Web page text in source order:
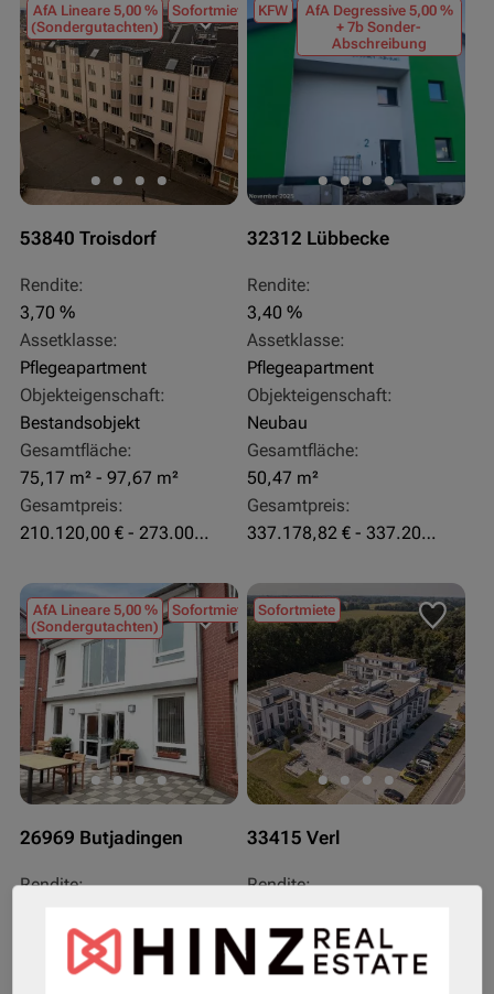
AfA Lineare 5,00 %
(Sondergutachten)
Sofortmiete
53840 Troisdorf
Rendite:
3,70 %
Assetklasse:
Pflegeapartment
Objekteigenschaft:
Bestandsobjekt
Gesamtfläche:
75,17 m² - 97,67 m²
Gesamtpreis:
210.120,00 € - 273.003,24 €
KFW
AfA Degressive 5,00 %
+ 7b Sonder-
Abschreibung
32312 Lübbecke
Rendite:
3,40 %
Assetklasse:
Pflegeapartment
Objekteigenschaft:
Neubau
Gesamtfläche:
50,47 m²
Gesamtpreis:
337.178,82 € - 337.207,06 €
AfA Lineare 5,00 %
(Sondergutachten)
Sofortmiete
26969 Butjadingen
Rendite:
Assetklasse:
Pflegeapartment
Sofortmiete
33415 Verl
Rendite:
Assetklasse:
Pflegeapartment